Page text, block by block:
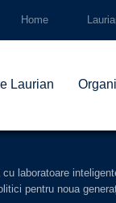
Home
Laurian
laboratoare
pentru noua